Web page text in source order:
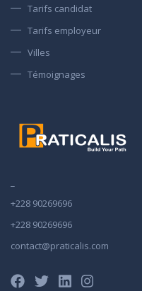
Tarifs candidat
Tarifs employeur
Villes
Témoignages
+228 90269696
+228 90269696
contact@praticalis.com